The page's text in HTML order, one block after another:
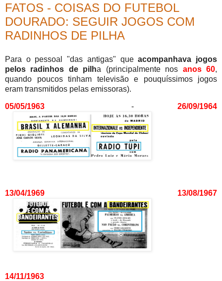
FATOS - COISAS DO FUTEBOL
DOURADO: SEGUIR JOGOS COM
RADINHOS DE PILHA
Para o pessoal "das antigas" queacompanhava jogos
pelos radinhos de pilha (principalmente nos anos 60,
quando poucos tinham televisão e pouquíssimos jogos
eram transmitidos pelas emissoras).
05/05/1963 - 26/09/1964
13/04/1969 13/08/1967
14/11/1963